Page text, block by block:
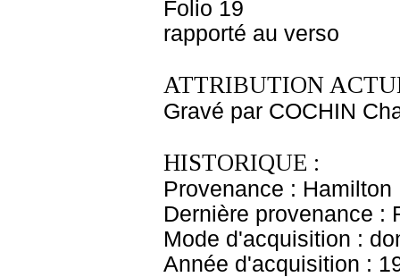
Folio 19
rapporté au verso
ATTRIBUTION
Gravé par COCHIN
HISTORIQUE :
Provenance : Hamilton
Dernière provenance :
Mode d'acquisition :
Année d'acquisition :